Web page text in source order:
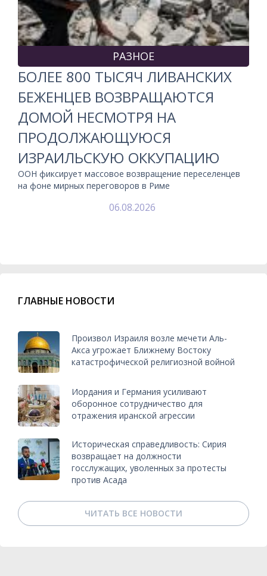
РАЗНОЕ
БОЛЕЕ 800 ТЫСЯЧ ЛИВАНСКИХ
БЕЖЕНЦЕВ ВОЗВРАЩАЮТСЯ
ДОМОЙ НЕСМОТРЯ НА
ПРОДОЛЖАЮЩУЮСЯ
ИЗРАИЛЬСКУЮ ОККУПАЦИЮ
ООН фиксирует массовое возвращение переселенцев
на фоне мирных переговоров в Риме
06.08.2026
ГЛАВНЫЕ НОВОСТИ
Произвол Израиля возле мечети Аль-
Акса угрожает Ближнему Востоку
катастрофической религиозной войной
Иордания и Германия усиливают
оборонное сотрудничество для
отражения иранской агрессии
Историческая справедливость: Сирия
возвращает на должности
госслужащих, уволенных за протесты
против Асада
ЧИТАТЬ ВСЕ НОВОСТИ